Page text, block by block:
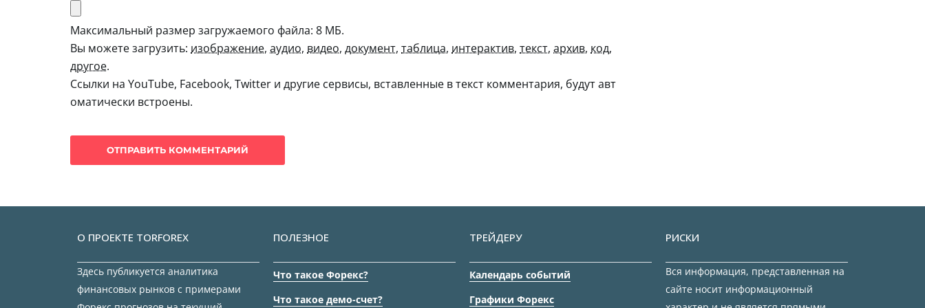
Максимальный размер загружаемого файла: 8 МБ.
Вы можете загрузить: изображение, аудио, видео, документ, таблица, интерактив, текст, архив, код,
другое.
Ссылки на YouTube, Facebook, Twitter и другие сервисы, вставленные в текст комментария, будут авт
оматически встроены.
О ПРОЕКТЕ TORFOREX
Здесь публикуется аналитика
финансовых рынков с примерами
ПОЛЕЗНОЕ
Что такое Форекс?
Что такое демо-счет?
ТРЕЙДЕРУ
Календарь событий
Графики Форекс
РИСКИ
Вся информация, представленная на
сайте носит информационный